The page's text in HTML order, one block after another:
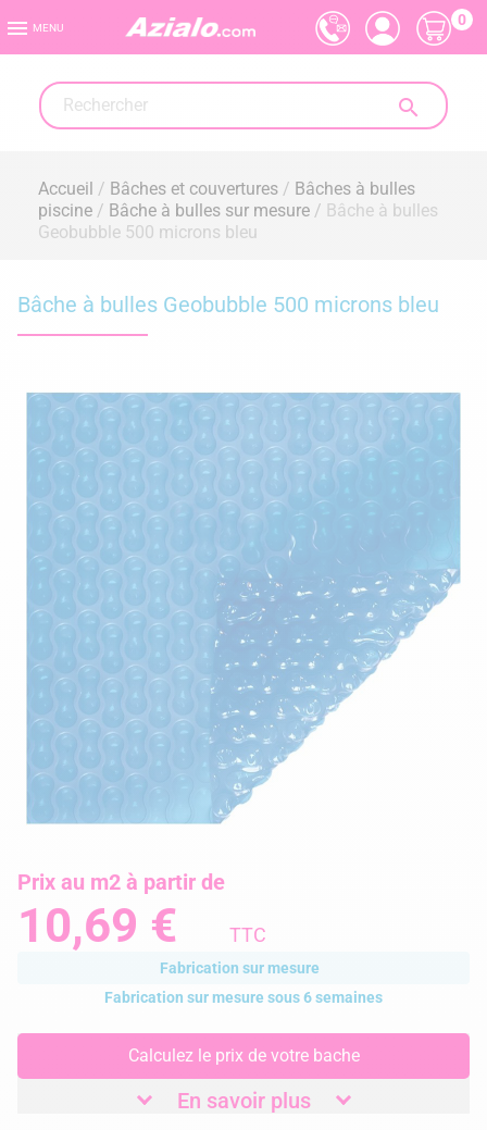
 MENU

0
Accueil Bâches et couvertures
Bâches à bulles
piscine
Bâche à bulles sur mesure
Bâche à bulles
Geobubble 500 microns bleu
Bâche à bulles Geobubble 500 microns bleu
Prix au m2 à partir de
10,69 € TTC
Fabrication sur mesure
Fabrication sur mesure sous 6 semaines
Calculez le prix de votre bache
En savoir plus